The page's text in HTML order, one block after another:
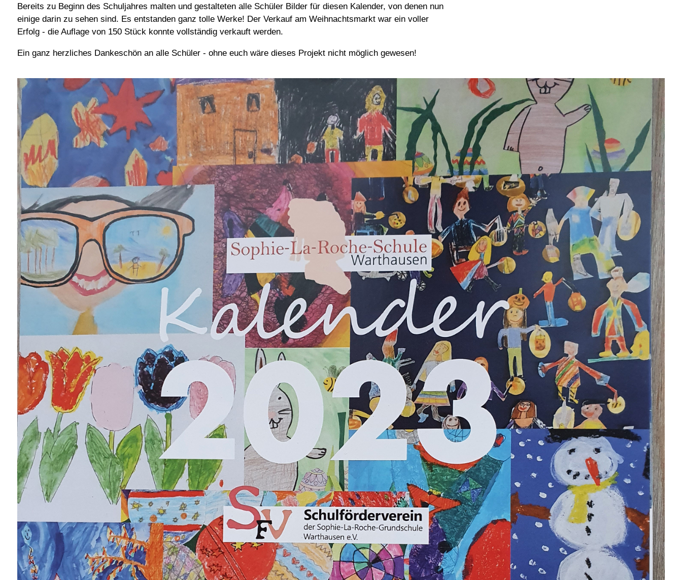
Bereits zu Beginn des Schuljahres malten und gestalteten alle Schüler Bilder für diesen Kalender, von denen nun
einige darin zu sehen sind. Es entstanden ganz tolle Werke! Der Verkauf am Weihnachtsmarkt war ein voller
Erfolg - die Auflage von 150 Stück konnte vollständig verkauft werden.
Ein ganz herzliches Dankeschön an alle Schüler - ohne euch wäre dieses Projekt nicht möglich gewesen!